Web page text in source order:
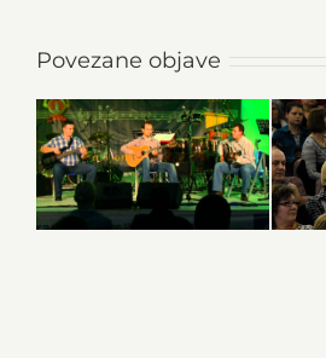
Povezane objave